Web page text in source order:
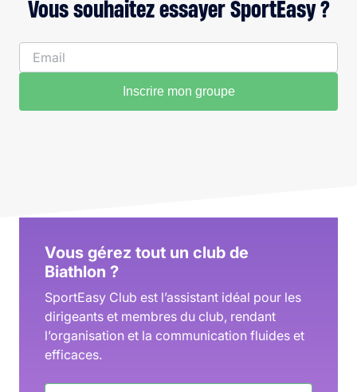
Vous souhaitez essayer SportEasy ?
Inscrire mon groupe
Vous gérez tout un club de
Biathlon ?
SportEasy Club est l’assistant idéal pour les
dirigeants et membres du club, rendant
l’organisation et la communication fluides et
efficaces.